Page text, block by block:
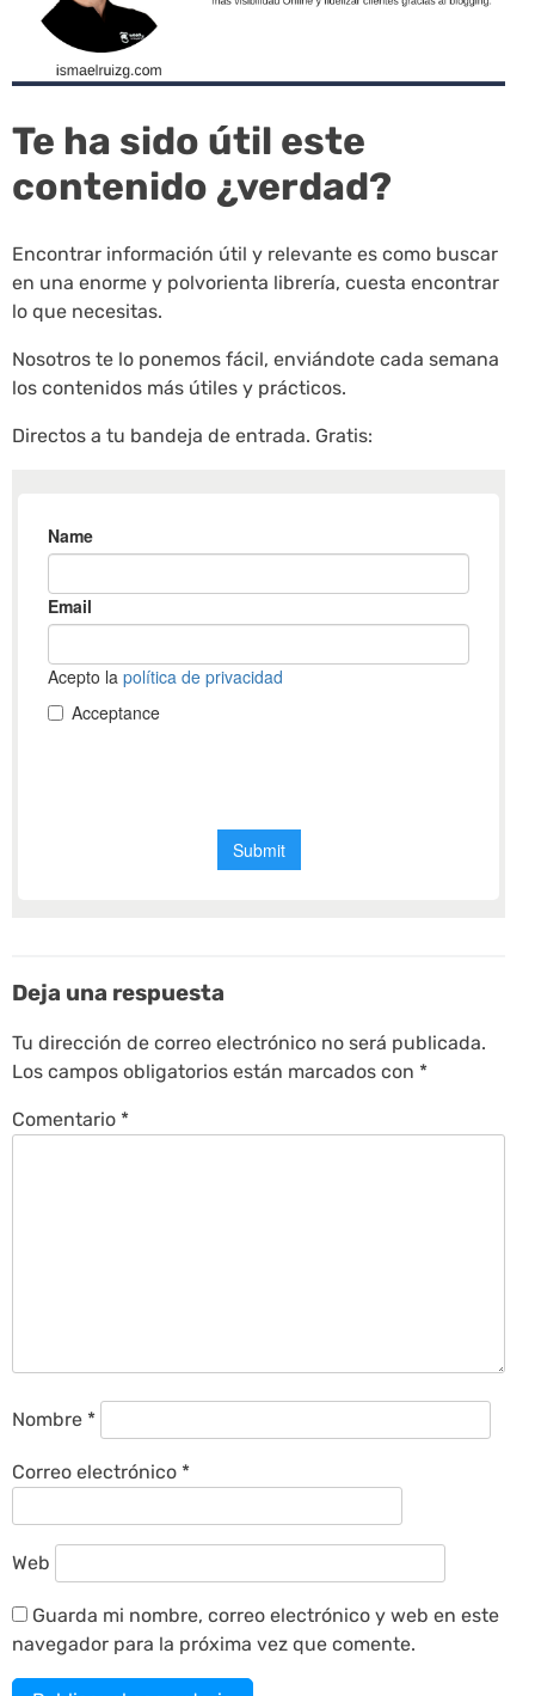
Te ha sido útil este
contenido ¿verdad?
Encontrar información útil y relevante es como buscar
en una enorme y polvorienta librería, cuesta encontrar
lo que necesitas.
Nosotros te lo ponemos fácil, enviándote cada semana
los contenidos más útiles y prácticos.
Directos a tu bandeja de entrada. Gratis:
Deja una respuesta
Tu dirección de correo electrónico no será publicada.
Los campos obligatorios están marcados con *
Comentario *
Nombre *
Correo electrónico *
Web
Guarda mi nombre, correo electrónico y web en este
navegador para la próxima vez que comente.